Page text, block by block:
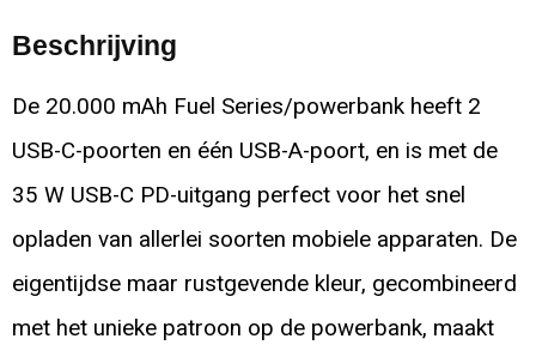
Beschrijving
De 20.000 mAh Fuel Series/powerbank heeft 2
USB-C-poorten en één USB-A-poort, en is met de
35 W USB-C PD-uitgang perfect voor het snel
opladen van allerlei soorten mobiele apparaten. De
eigentijdse maar rustgevende kleur, gecombineerd
met het unieke patroon op de powerbank, maakt